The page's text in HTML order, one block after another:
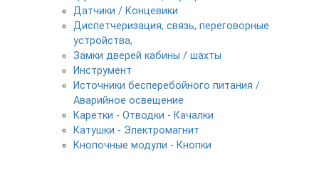
Датчики / Концевики
Диспетчеризация, связь, переговорные
устройства,
Замки дверей кабины / шахты
Инструмент
Источники бесперебойного питания /
Аварийное освещение
Каретки - Отводки - Качалки
Катушки - Электромагнит
Кнопочные модули - Кнопки